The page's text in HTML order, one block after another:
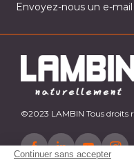
Continuer sans accepter
Envoyez-nous un e-mail
©2023 LAMBIN Tous droits